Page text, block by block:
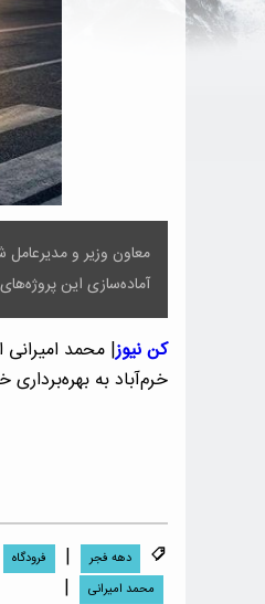
آماده‌سازی این
کن نیوز| محمد امیرانی
خرم‌آباد به
دهه فجر | فرودگاه
محمد امیرانی
|